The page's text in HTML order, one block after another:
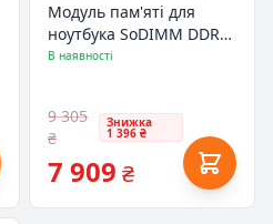
Модуль пам'яті для
ноутбука SoDIMM DDR5
8GB 5600 MHz Kingston
В наявності
9 305
₴
Знижка
1 396 ₴
7 909 ₴